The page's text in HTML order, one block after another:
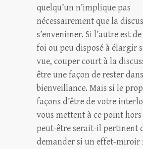
quelqu’un n’implique pas
nécessairement que la
s’envenimer. Si l’autre est
foi ou peu disposé à élargir
vue, couper court à la
être une façon de rester
bienveillance. Mais si le
façons d’être de votre
vous mettent à ce point hors
peut-être serait-il pertinent
demander si un effet-miroir